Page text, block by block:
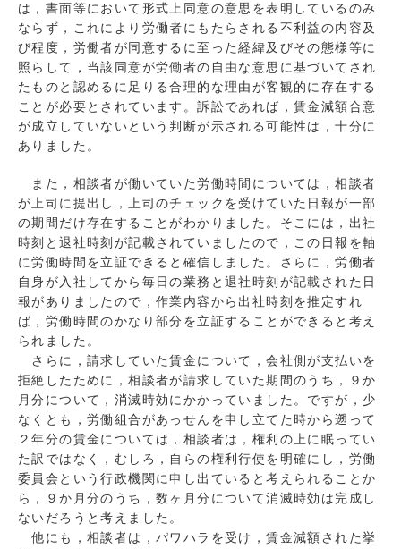
は，書面等において形式上同意の意思を表明しているのみ
ならず，これにより労働者にもたらされる不利益の内容及
び程度，労働者が同意するに至った経緯及びその態様等に
照らして，当該同意が労働者の自由な意思に基づいてされ
たものと認めるに足りる合理的な理由が客観的に存在する
ことが必要とされています。訴訟であれば，賃金減額合意
が成立していないという判断が示される可能性は，十分に
ありました。
また，相談者が働いていた労働時間については，相談者
が上司に提出し，上司のチェックを受けていた日報が一部
の期間だけ存在することがわかりました。そこには，出社
時刻と退社時刻が記載されていましたので，この日報を軸
に労働時間を立証できると確信しました。さらに，労働者
自身が入社してから毎日の業務と退社時刻が記載された日
報がありましたので，作業内容から出社時刻を推定すれ
ば，労働時間のかなり部分を立証することができると考え
られました。
さらに，請求していた賃金について，会社側が支払いを
拒絶したために，相談者が請求していた期間のうち，９か
月分について，消滅時効にかかっていました。ですが，少
なくとも，労働組合があっせんを申し立てた時から遡って
２年分の賃金については，相談者は，権利の上に眠ってい
た訳ではなく，むしろ，自らの権利行使を明確にし，労働
委員会という行政機関に申し出ていると考えられることか
ら，９か月分のうち，数ヶ月分について消滅時効は完成し
ないだろうと考えました。
他にも，相談者は，パワハラを受け，賃金減額された挙